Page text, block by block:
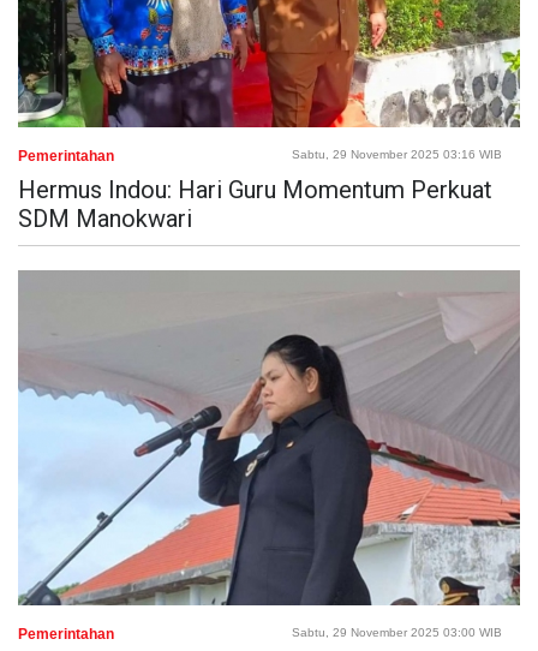
Pemerintahan Sabtu, 29 November 2025 03:16 WIB
Hermus Indou: Hari Guru Momentum Perkuat
SDM Manokwari
Pemerintahan Sabtu, 29 November 2025 03:00 WIB